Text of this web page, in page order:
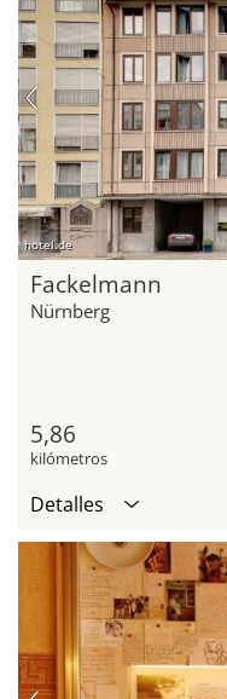
hotel.de
Fackelmann
Nürnberg
5,86
kilómetros
Detalles